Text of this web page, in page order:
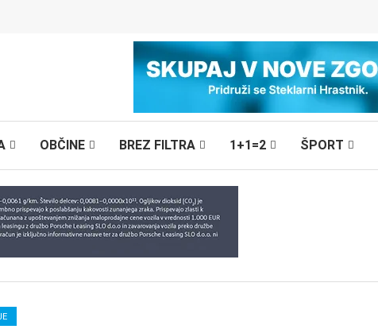
OBČINE BREZ FILTRA 1+1=2 ŠPORT